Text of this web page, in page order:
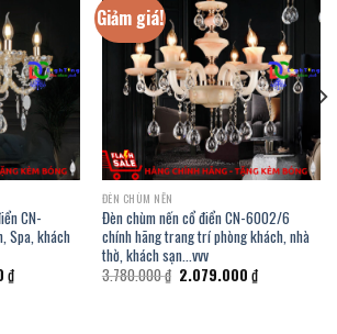
CN-
Spa, khách
₫Giá
hiện
Giảm giá!
ĐÈN CHÙM NẾN
Đèn chùm nến cổ điển CN-6002/6
chính hãng trang trí phòng khách, nhà
thờ, khách sạn…vvv
3.780.000₫ Giá
gốc
2.079.000 ₫Giá
hiện